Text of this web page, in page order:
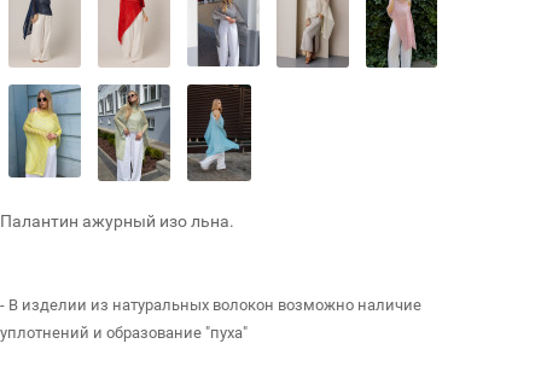
Палантин ажурный изо льна.
- В изделии из натуральных волокон возможно наличие
уплотнений и образование "пуха"